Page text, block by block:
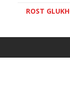
ROST